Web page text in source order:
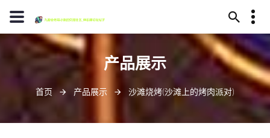
13594780370
毕节市代耳山145号
产品展示
首页 产品展示 沙滩烧烤(沙滩上的烤肉派对)